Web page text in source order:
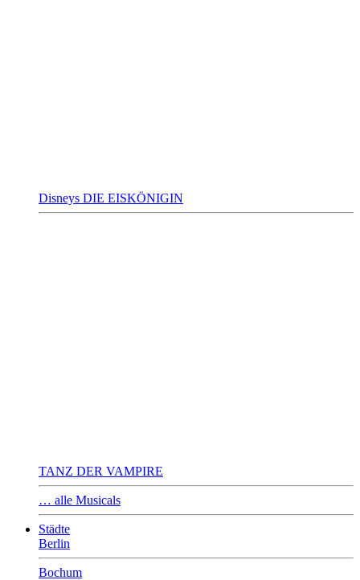
Disneys DIE EISKÖNIGIN
TANZ DER VAMPIRE
… alle Musicals
Städte
Berlin
Bochum